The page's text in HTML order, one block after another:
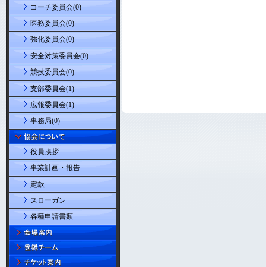
コーチ委員会(0)
医務委員会(0)
強化委員会(0)
安全対策委員会(0)
競技委員会(0)
支部委員会(1)
広報委員会(1)
事務局(0)
役員挨拶
事業計画・報告
定款
スローガン
各種申請書類